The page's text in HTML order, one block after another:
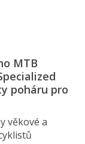
MTB
poháru pro
věkové a